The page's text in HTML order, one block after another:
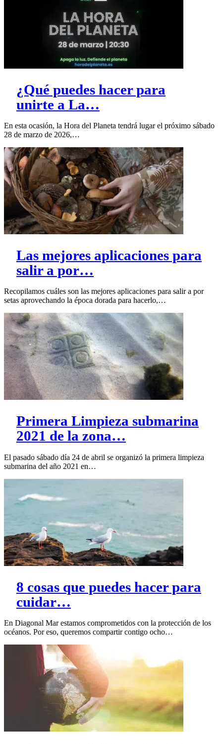
¿Qué puedes hacer para
unirte a La…
En esta ocasión, la Hora del Planeta tendrá lugar el próximo sábado
28 de marzo de 2026,…
Las mejores aplicaciones para
salir a por…
Recopilamos cuáles son las mejores aplicaciones para salir a por
setas aprovechando la época dorada para hacerlo,…
Primera Limpieza submarina
2021 de la zona…
El pasado sábado día 24 de abril se organizó la primera limpieza
submarina del año 2021 en…
8 cosas que puedes hacer para
cuidar…
En Diagonal Mar estamos comprometidos con la protección de los
océanos. Por eso, queremos compartir contigo ocho…